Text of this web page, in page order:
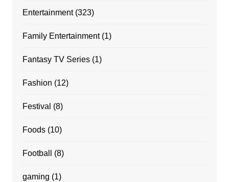
Entertainment(323)
Family Entertainment(1)
Fantasy TV Series(1)
Fashion (12)
Festival (8)
Foods(10)
Football (8)
gaming (1)